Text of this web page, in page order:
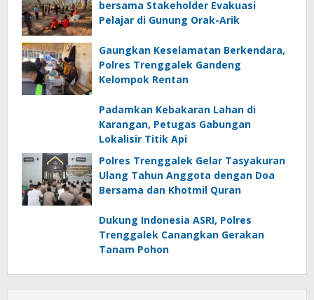
bersama Stakeholder Evakuasi
Pelajar di Gunung Orak-Arik
Gaungkan Keselamatan Berkendara,
Polres Trenggalek Gandeng
Kelompok Rentan
Padamkan Kebakaran Lahan di
Karangan, Petugas Gabungan
Lokalisir Titik Api
Polres Trenggalek Gelar Tasyakuran
Ulang Tahun Anggota dengan Doa
Bersama dan Khotmil Quran
Dukung Indonesia ASRI, Polres
Trenggalek Canangkan Gerakan
Tanam Pohon